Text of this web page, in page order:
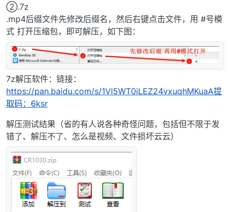
②.7z
.mp4后缀文件先修改后缀名，然后右键点击文件，用 #号模
式 打开压缩包，即可解压，如下图：
7z解压软件：链接：
https://pan.baidu.com/s/1Vl5WT0iLEZ24vxuqhMKuaA提
取码：6ksr
解压测试结果（省的有人说各种奇怪问题，包括但不限于发
错了、解压不了、怎么是视频、文件损坏云云）